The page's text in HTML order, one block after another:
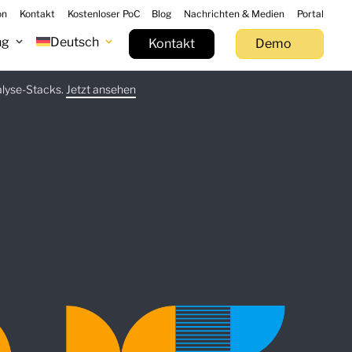
Deutsch Kontakt Demo
Kontakt Kostenloser PoC Blog Nachrichten & Medien Portal
Stacks. Jetzt ansehen
Mehr erfahren
herunterladen Jetzt ausprobieren